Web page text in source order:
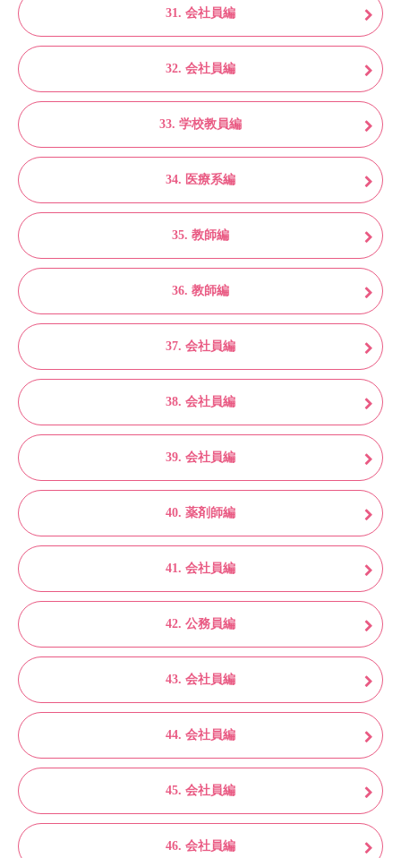
31. 会社員編
32. 会社員編
33. 学校教員編
34. 医療系編
35. 教師編
36. 教師編
37. 会社員編
38. 会社員編
39. 会社員編
40. 薬剤師編
41. 会社員編
42. 公務員編
43. 会社員編
44. 会社員編
45. 会社員編
46. 会社員編